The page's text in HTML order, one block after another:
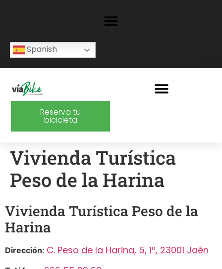
Spanish
Reserva tu
bicicleta
Vivienda Turística
Peso de la Harina
Vivienda Turística Peso de la
Harina
Dirección: C. Peso de la Harina, 5, 1º, 23001 Jaén